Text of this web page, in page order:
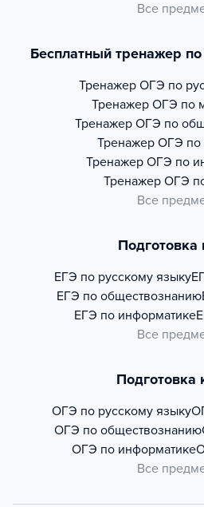
Все
Бесплатный тренажер
Тренажер ОГЭ по
Тренажер ОГЭ по
Тренажер ОГЭ по
Тренажер ОГЭ по
Тренажер ОГЭ по
Тренажер ОГЭ
Все
Подготовка
ЕГЭ по русскому языку
ЕГЭ по обществознанию
ЕГЭ по информатике
Все
Подготовка
ОГЭ по русскому языку
ОГЭ по обществознанию
ОГЭ по информатике
Все